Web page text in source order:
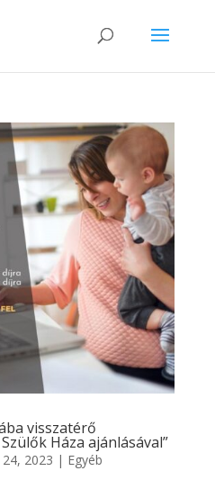
visszatérő
Háza ajánlásával”
2023 | Egyéb